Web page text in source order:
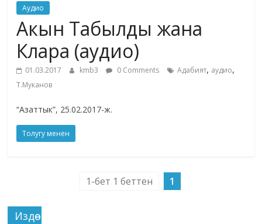
Аудио
Акын Табылды жана
Клара (аудио)
01.03.2017 kmb3 0 Comments Адабият, аудио,
Т.Муканов
“Азаттык”, 25.02.2017-ж.
Толугу менен
1-бет 1 беттен 1
Издөө